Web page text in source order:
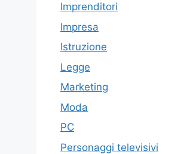
Imprenditori
Impresa
Istruzione
Legge
Marketing
Moda
PC
Personaggi televisivi